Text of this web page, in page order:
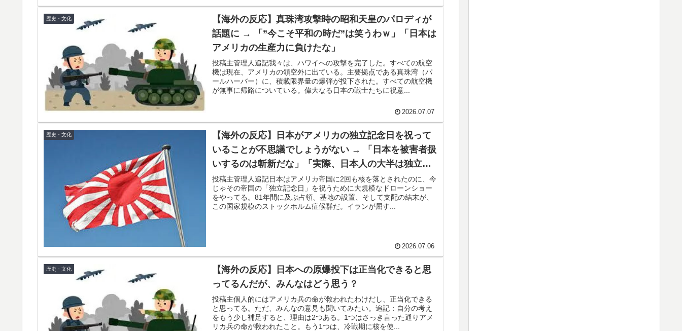
「これが本当のベッドサッカーだ」
外国人「日本の未来は安泰だ」16歳MF三井寺眞、衝撃ゴール！久保建英超え歴代2位の記録！3得点に
絡む活躍で海外絶賛！【海外の反応】
【夏の風物詩】「うるさい」で消える?“盆踊り”存続の危機 会場数は20年で半減 騒音対策で“サイレ
ント盆ダンス”も
歴史・文化
【海外の反応】真珠湾攻撃時の昭和天皇のパロディが
話題に → 「”今こそ平和の時だ”は笑うわｗ」「日本は
アメリカの生産力に負けたな」
投稿主管理人追記我々は、ハワイへの攻撃を完了した。すべての航空
機は現在、アメリカの領空外に出ている。主要拠点である真珠湾（パ
ールハーバー）に、積載限界量の爆弾が投下された。すべての航空機
が無事に帰路についている。偉大なる日本の戦士たちに祝意...
2026.07.07
歴史・文化
【海外の反応】日本がアメリカの独立記念日を祝って
いることが不思議でしょうがない → 「日本を被害者扱
いするのは斬新だな」「実際、日本人の大半は独立記
念日のことなんて知らないだろうけどな」
投稿主管理人追記日本はアメリカ帝国に2回も核を落とされたのに、今
じゃその帝国の「独立記念日」を祝うために大規模なドローンショー
をやってる。81年間に及ぶ占領、基地の設置、そして支配の結末が、
この国家規模のストックホルム症候群だ。イランが屈す...
2026.07.06
歴史・文化
【海外の反応】日本への原爆投下は正当化できると思
ってるんだが、みんなはどう思う？
投稿主個人的にはアメリカ兵の命が救われたわけだし、正当化できる
と思ってる。ただ、みんなの意見も聞いてみたい。追記：自分の考え
をもう少し補足すると、理由は2つある。1つはさっき言った通りアメ
リカ兵の命が救われたこと。もう1つは、冷戦期に核を使...